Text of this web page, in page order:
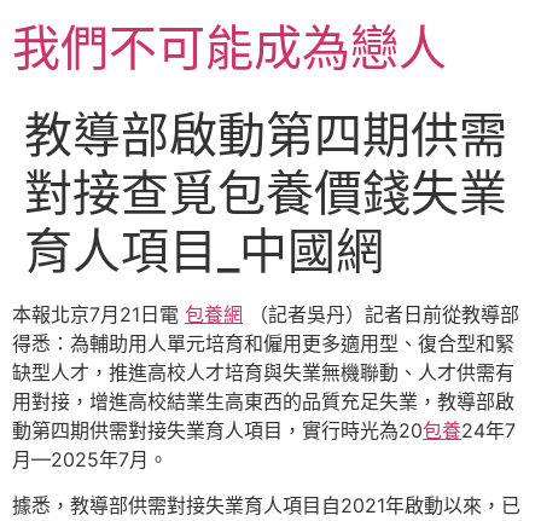
至
主我們不可能成為戀人
教導部啟動第四期供需
對接查覓包養價錢失業
育人項目_中國網
本報北京7月21日電 包養網 （記者吳丹）記者日前從教導部
得悉：為輔助用人單元培育和僱用更多適用型、復合型和緊
缺型人才，推進高校人才培育與失業無機聯動、人才供需有
用對接，增進高校結業生高東西的品質充足失業，教導部啟
動第四期供需對接失業育人項目，實行時光為20包養24年7
月—2025年7月。
據悉，教導部供需對接失業育人項目自2021年啟動以來，已